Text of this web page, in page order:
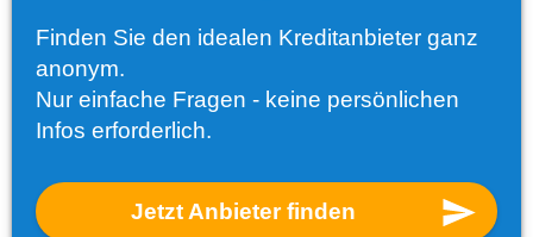
Finden Sie den idealen Kreditanbieter ganz
anonym.
Nur einfache Fragen - keine persönlichen
Infos erforderlich.
Jetzt Anbieter finden